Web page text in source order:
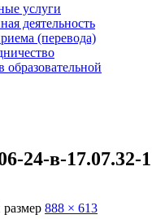
услуги
деятельность
(перевода)
24-в-17.07.32-1
888 × 613